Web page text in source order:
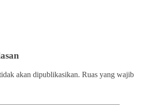
akan dipublikasikan. Ruas yang wajib